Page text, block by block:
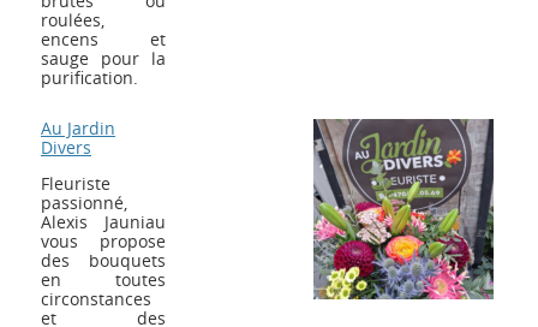
roulées,
encens et
sauge pour la
purification.
Au Jardin
Divers
Fleuriste
passionné,
Alexis Jauniau
vous propose
des bouquets
en toutes
circonstances
et des